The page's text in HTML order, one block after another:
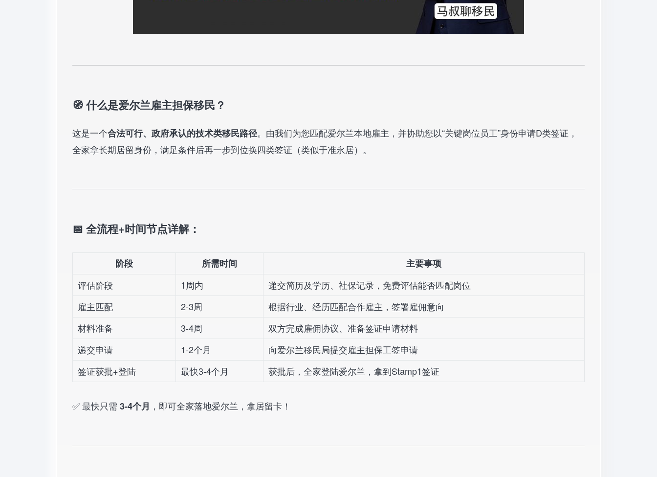
🧭 什么是爱尔兰雇主担保移民？
这是一个合法可行、政府承认的技术类移民路径。由我们为您匹配爱尔兰本地雇主，并协助您以“关键岗位员工”身份申请D类签证，
全家拿长期居留身份，满足条件后再一步到位换四类签证（类似于准永居）。
📅 全流程+时间节点详解：
阶段 所需时间
主要事项
评估阶段
1周内
递交简历及学历、社保记录，免费评估能否匹配岗位
雇主匹配
2-3周
根据行业、经历匹配合作雇主，签署雇佣意向
材料准备
3-4周
双方完成雇佣协议、准备签证申请材料
递交申请
1-2个月
向爱尔兰移民局提交雇主担保工签申请
签证获批+登陆
最快3-4个月 获批后，全家登陆爱尔兰，拿到Stamp1签证
✅ 最快只需3-4个月 ，即可全家落地爱尔兰，拿居留卡！